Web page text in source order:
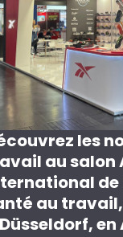
les
au salon
de
au